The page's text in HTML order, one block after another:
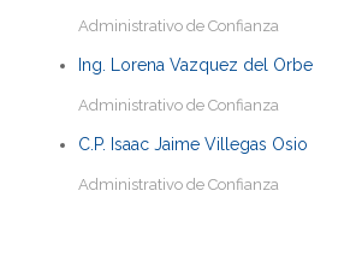
Administrativo de Confianza
Ing. Lorena Vazquez del Orbe
Administrativo de Confianza
C.P. Isaac Jaime Villegas Osio
Administrativo de Confianza